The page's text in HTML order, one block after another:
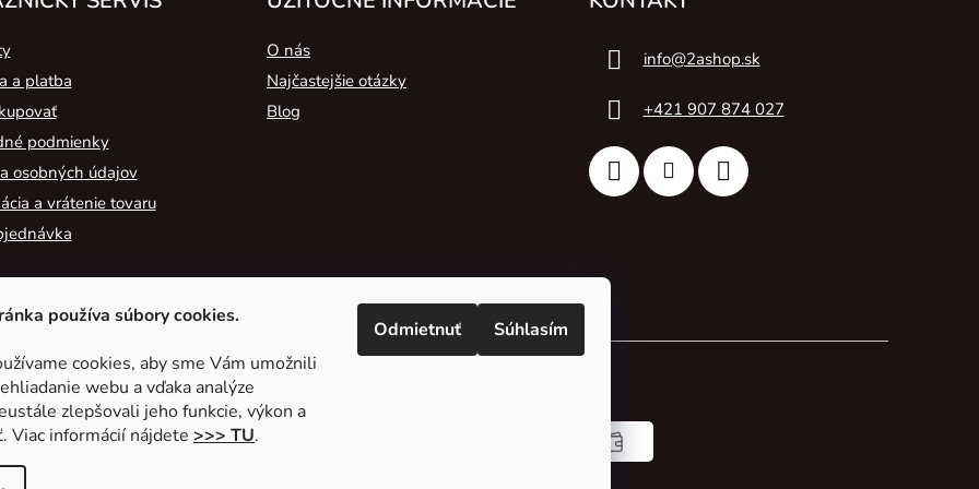
používa súbory cookies.
cookies, aby sme Vám umožnili
webu a vďaka analýze
zlepšovali jeho funkcie, výkon a
Viac informácií nájdete >>> TU.
Odmietnuť Súhlasím
a platba
podmienky
osobných údajov
a vrátenie tovaru
O nás
Najčastejšie otázky
Blog
info@2ashop.sk
+421 907 874 027
2A Acoustic